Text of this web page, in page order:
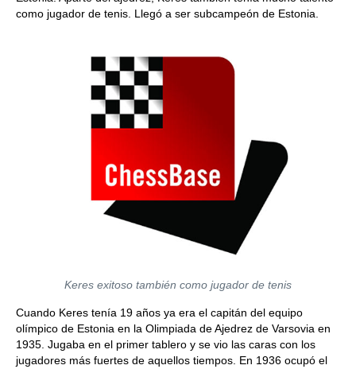
como jugador de tenis. Llegó a ser subcampeón de Estonia.
Keres exitoso también como jugador de tenis
Cuando Keres tenía 19 años ya era el capitán del equipo
olímpico de Estonia en la Olimpiada de Ajedrez de Varsovia en
1935. Jugaba en el primer tablero y se vio las caras con los
jugadores más fuertes de aquellos tiempos. En 1936 ocupó el